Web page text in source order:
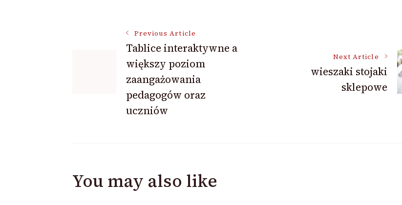
Navigation
Previous Article
Tablice interaktywne a
większy poziom
zaangażowania
pedagogów oraz
uczniów
Next Article
wieszaki stojaki
sklepowe
You may also like